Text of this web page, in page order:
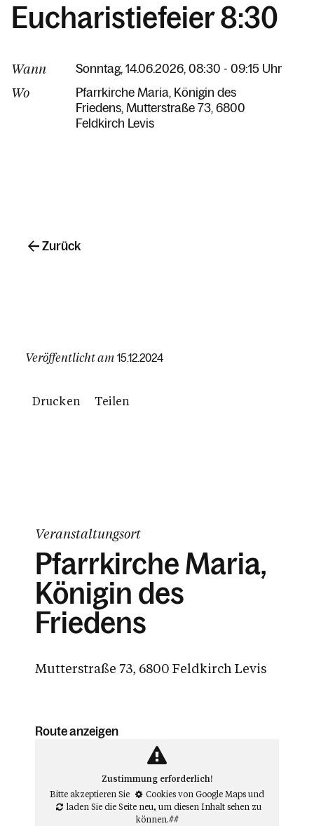
Eucharistiefeier 8:30
Wann Sonntag, 14.06.2026, 08:30 - 09:15 Uhr
Wo
Pfarrkirche Maria, Königin des
Friedens Mutterstraße 73 6800
Feldkirch Levis
Veröffentlicht am 15.12.2024
Drucken Teilen
Zurück
Veranstaltungsort
Pfarrkirche Maria,
Königin des
Friedens
Mutterstraße 73, 6800 Feldkirch Levis
Route anzeigen
Zustimmung erforderlich!
Bitte akzeptieren Sie
Cookies von Google Mapsund
laden Sie die Seite neu, um diesen Inhalt sehen zu
können.##